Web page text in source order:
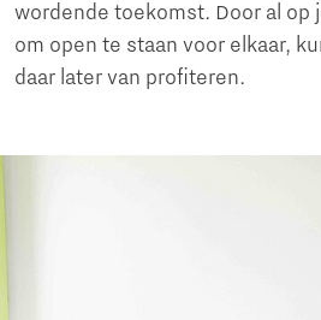
wordende toekomst. Door al op
om open te staan voor elkaar,
daar later van profiteren.